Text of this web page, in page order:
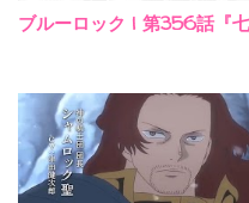
ブルーロック | 第356話『